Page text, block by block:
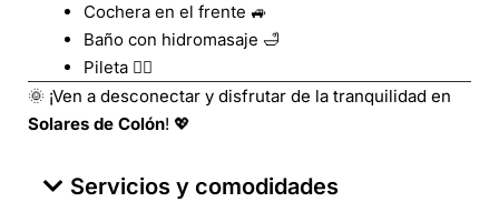
Cochera en el frente 🚙
Baño con hidromasaje 🛁
Pileta 🏊‍♂️
🌞 ¡Ven a desconectar y disfrutar de la tranquilidad en
Solares de Colón! 💖
Servicios y comodidades